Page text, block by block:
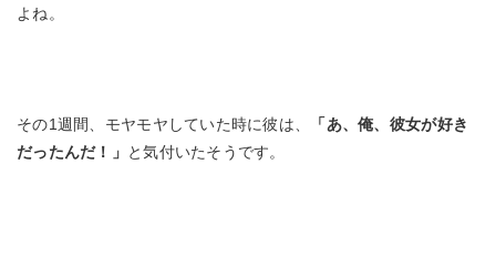
よね。
その1週間、モヤモヤしていた時に彼は、
「あ、俺、彼女が好き
だったんだ！」 と気付いたそうです。